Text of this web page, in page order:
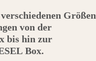
Größen
von der
bis hin zur
Box.